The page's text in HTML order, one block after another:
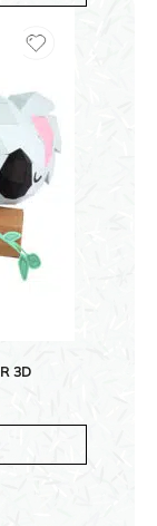
3D